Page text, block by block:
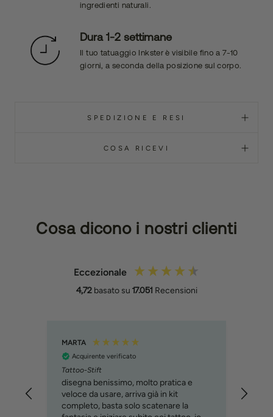
ingredienti naturali.
Dura 1-2 settimane
Il tuo tatuaggio Inkster è visibile fino a 7-10
giorni, a seconda della posizione sul corpo.
SPEDIZIONE E RESI
COSA RICEVI
Cosa dicono i nostri clienti
Eccezionale
4,72 basato su 17.051 Recensioni
MARTA
Acquirente verificato
Tattoo-Stift
disegna benissimo, molto pratica e
veloce da usare, arriva già in kit
completo, basta solo scatenare la